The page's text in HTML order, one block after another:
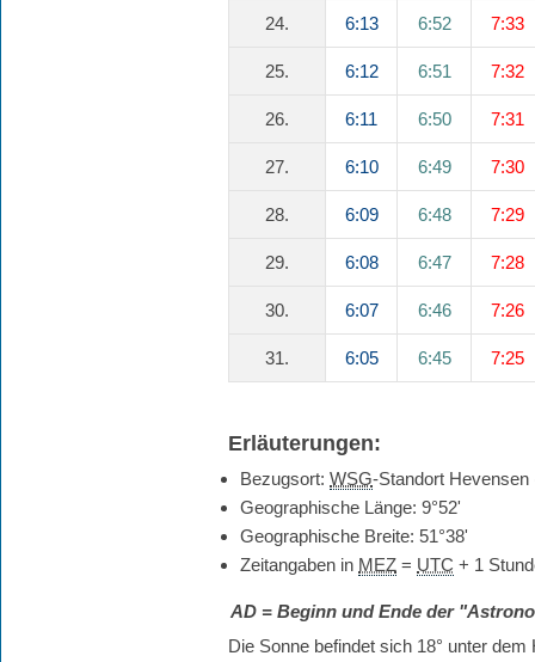
24. 6:13 6:52 7:33
25. 6:12 6:51 7:32
26. 6:11 6:50 7:31
27. 6:10 6:49 7:30
28. 6:09 6:48 7:29
29. 6:08 6:47 7:28
30. 6:07 6:46 7:26
31. 6:05 6:45 7:25
Erläuterungen:
Bezugsort: WSG-Standort
Geographische Länge: 9°52'
Geographische Breite: 51°38'
Zeitangaben in MEZ = UTC + 1
AD = Beginn und Ende der
Die Sonne befindet sich 18° unter